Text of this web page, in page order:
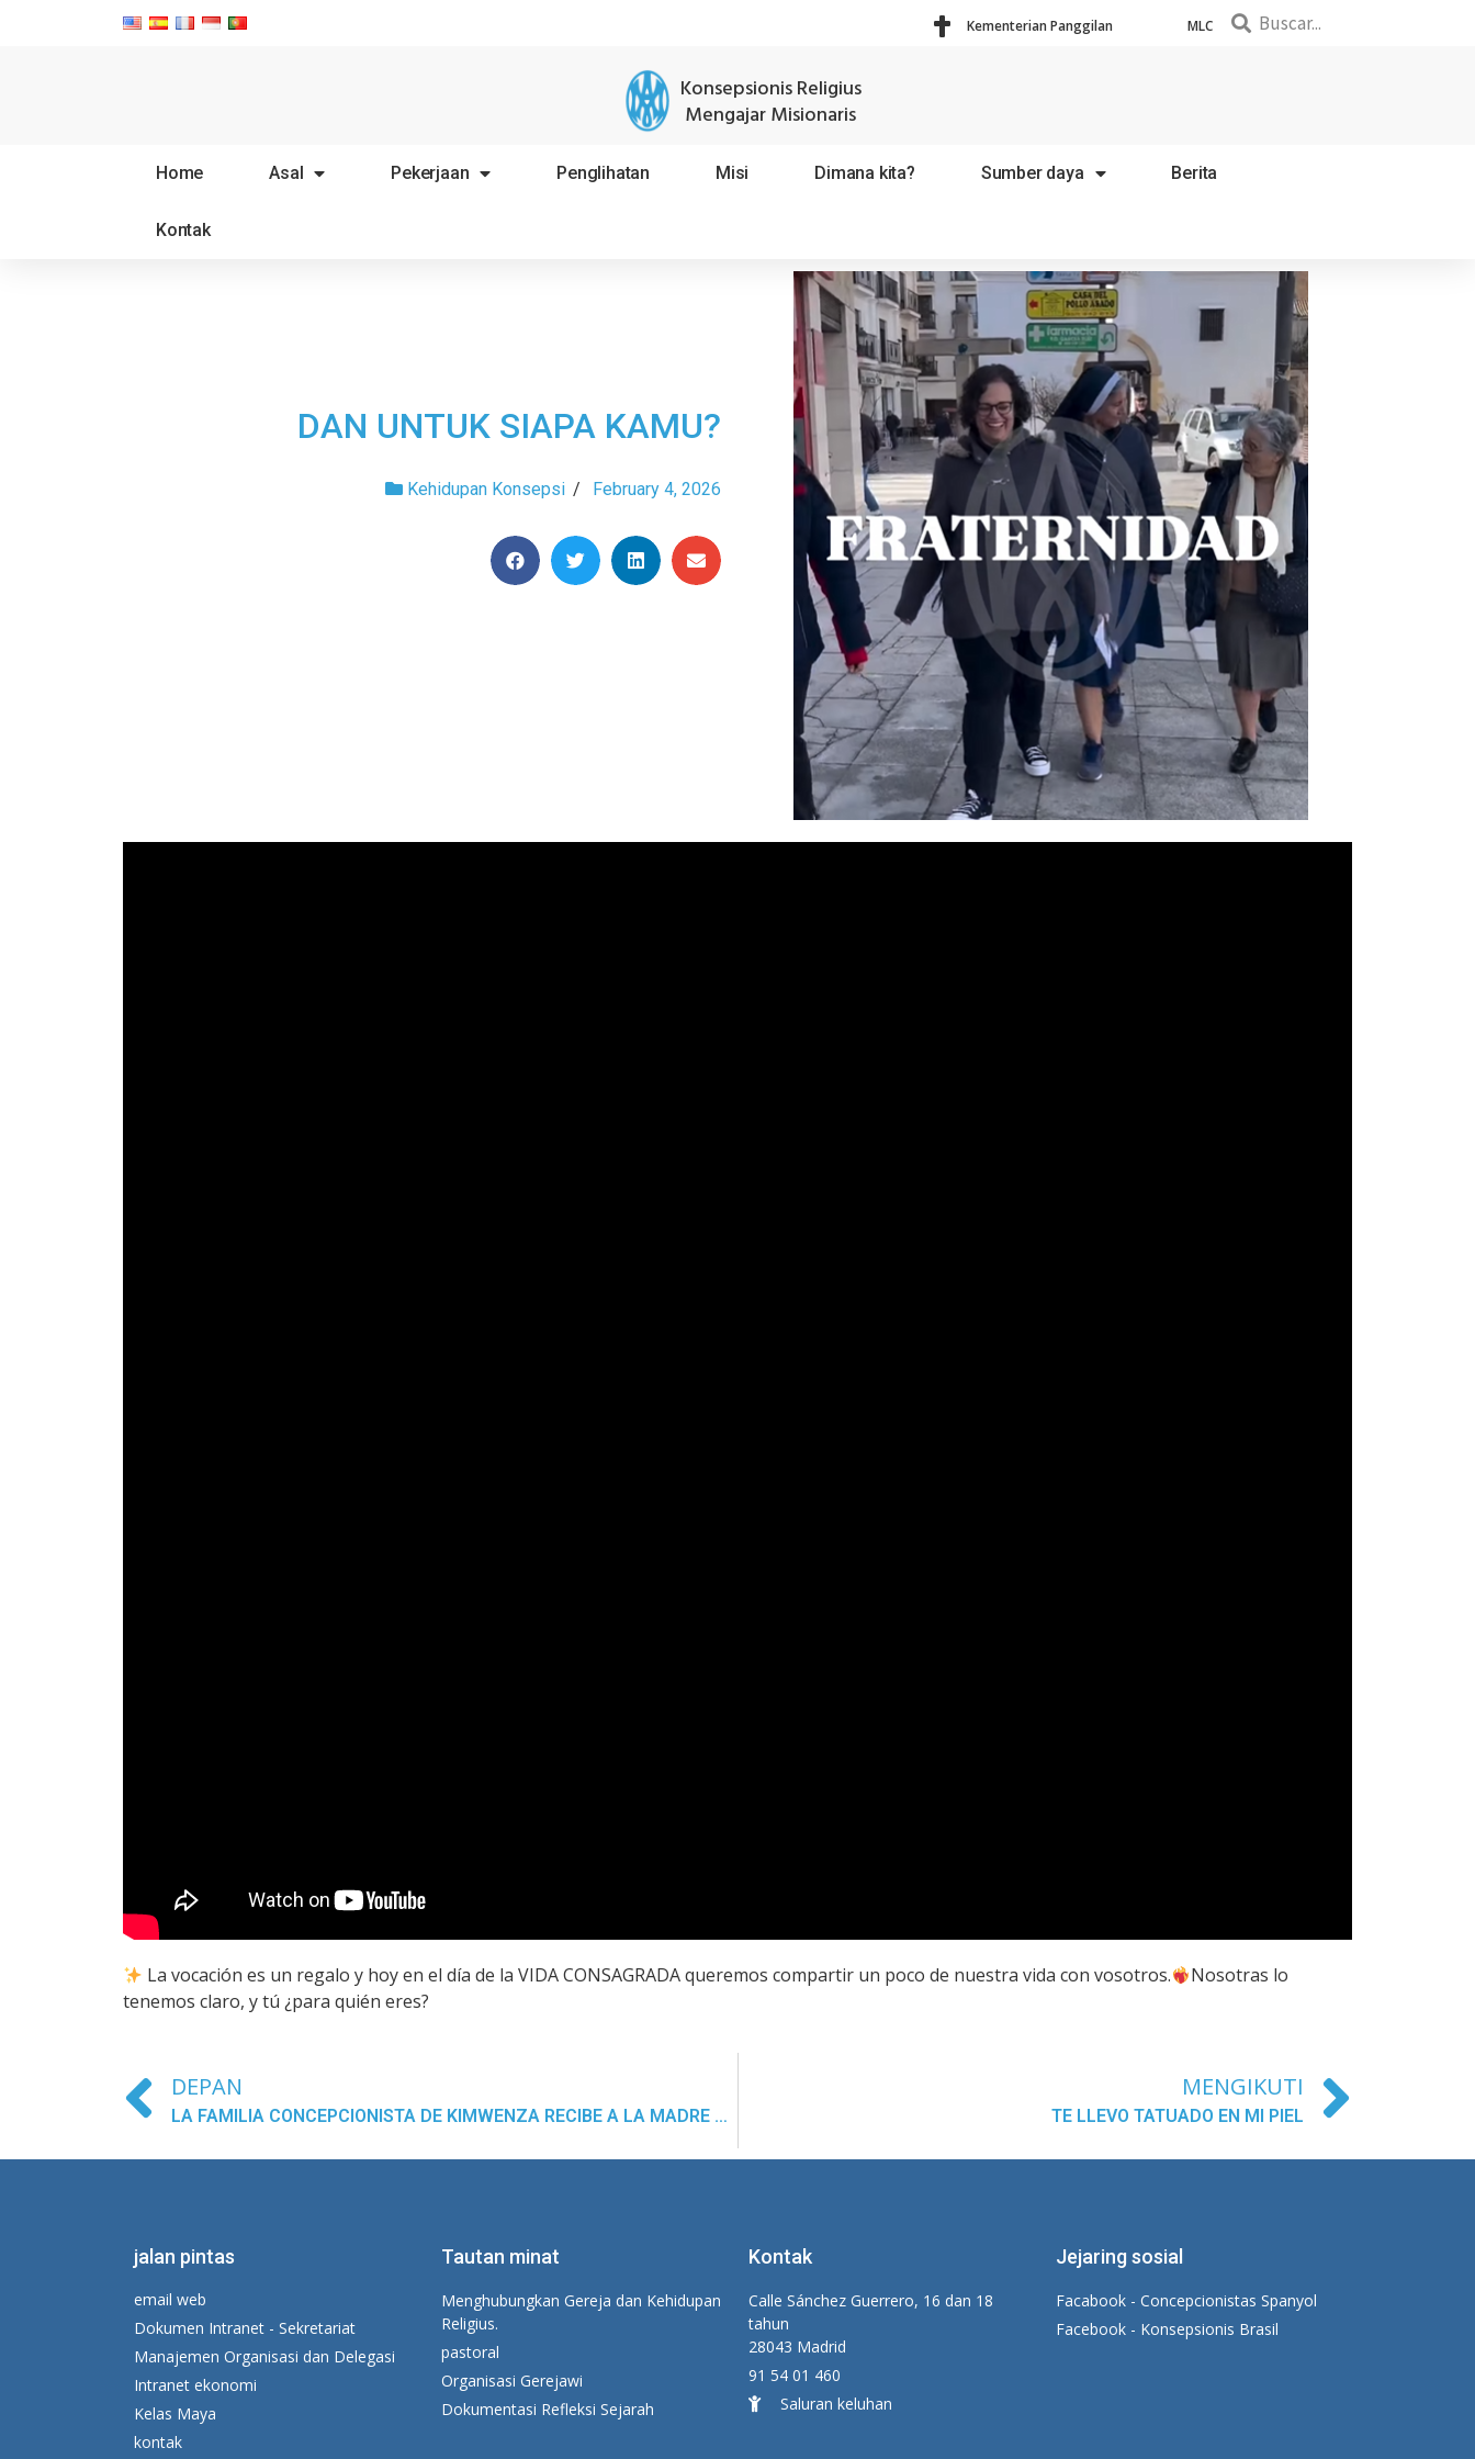
Kementerian Panggilan MLC
Konsepsionis Religius
Mengajar Misionaris
Home Asal Pekerjaan Penglihatan Misi Dimana kita? Sumber daya Berita
Kontak
DAN UNTUK SIAPA KAMU?
Kehidupan Konsepsi / February 4, 2026
La vocación es un regalo y hoy en el día de la VIDA CONSAGRADA queremos compartir un poco de nuestra vida con vosotros.
Nosotras lo
tenemos claro, y tú ¿para quién eres?
DEPAN
LA FAMILIA CONCEPCIONISTA DE KIMWENZA RECIBE A LA MADRE GENERAL
MENGIKUTI
TE LLEVO TATUADO EN MI PIEL
jalan pintas
email web
Dokumen Intranet - Sekretariat
Manajemen Organisasi dan Delegasi
Intranet ekonomi
Kelas Maya
kontak
Tautan minat
Menghubungkan Gereja dan Kehidupan
Religius.
pastoral
Organisasi Gerejawi
Dokumentasi Refleksi Sejarah
Kontak
Calle Sánchez Guerrero, 16 dan 18
tahun
28043 Madrid
91 54 01 460
Saluran keluhan
Jejaring sosial
Facabook - Concepcionistas Spanyol
Facebook - Konsepsionis Brasil